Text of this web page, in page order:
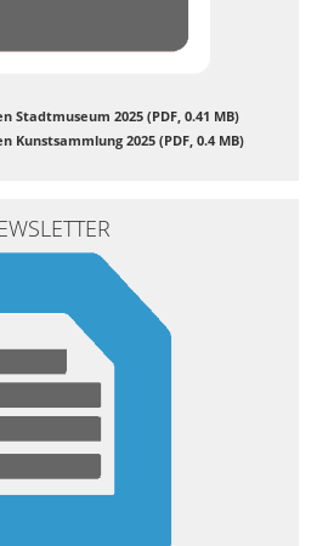
Stadtmuseum 2025 (PDF, 0.41 MB)
Kunstsammlung 2025 (PDF, 0.4 MB)